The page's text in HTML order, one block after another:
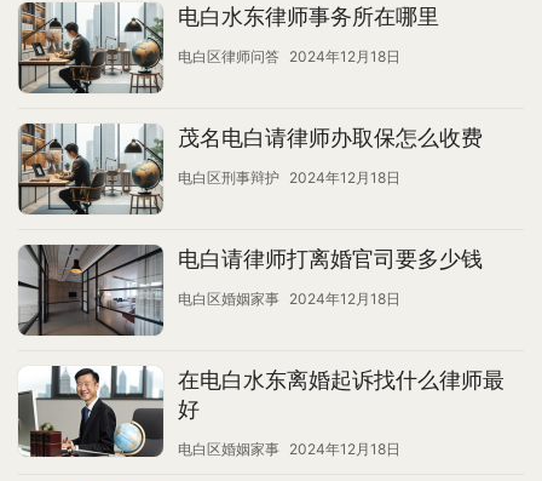
电白水东律师事务所在哪里
电白区律师问答 2024年12月18日
茂名电白请律师办取保怎么收费
电白区刑事辩护 2024年12月18日
电白请律师打离婚官司要多少钱
电白区婚姻家事 2024年12月18日
在电白水东离婚起诉找什么律师最
好
电白区婚姻家事 2024年12月18日